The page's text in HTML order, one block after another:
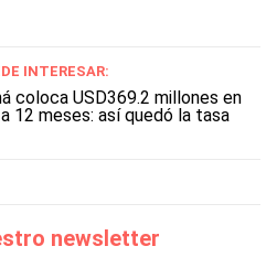
INTERESAR:
coloca USD369.2 millones en
12 meses: así quedó la tasa
newsletter